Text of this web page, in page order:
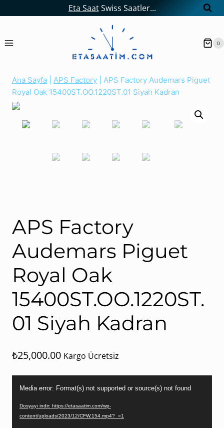
content
Eta SaatSwiss Saatler...
0
Ana Sayfa APS Factory
APS Factory Audemars Piguet
Royal Oak 15400ST.OO.1220ST.01 Siyah Kadran
APS Factory
Audemars Piguet
Royal Oak
15400ST.OO.1220ST.
01 Siyah Kadran
₺25,000.00 Kargo Ücretsiz
Video
Media error: Format(s) not supported or source(s) not found
Dosyayı indir: https://etasaatim.com/wp-
content/uploads/2023/12/CFW.154.mp4?_=1